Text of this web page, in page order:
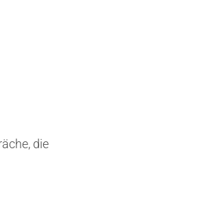
die